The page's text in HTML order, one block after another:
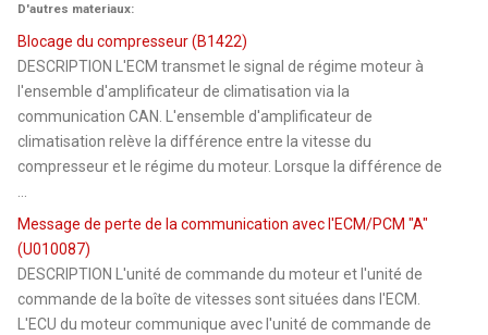
D'autres materiaux:
Blocage du compresseur (B1422)
DESCRIPTION L'ECM transmet le signal de régime moteur à
l'ensemble d'amplificateur de climatisation via la
communication CAN. L'ensemble d'amplificateur de
climatisation relève la différence entre la vitesse du
compresseur et le régime du moteur. Lorsque la différence de
Message de perte de la communication avec l'ECM/PCM "A"
(U010087)
DESCRIPTION L'unité de commande du moteur et l'unité de
commande de la boîte de vitesses sont situées dans l'ECM.
L'ECU du moteur communique avec l'unité de commande de